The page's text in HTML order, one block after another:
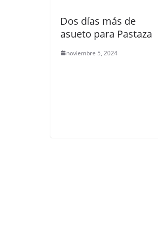
Dos días más de
asueto para Pastaza
noviembre 5, 2024